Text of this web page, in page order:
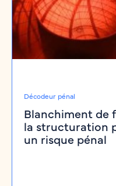
Décodeur pénal
Blanchiment de
la structuration
un risque pénal